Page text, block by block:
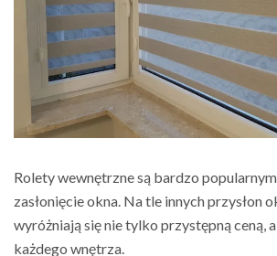
Rolety wewnętrzne są bardzo
zasłonięcie okna. Na tle innych przysłon
wyróżniają się nie tylko przystępną ceną,
każdego wnętrza.